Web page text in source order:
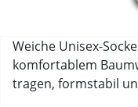
Weiche Unisex-
komfortablem
tragen, formstabil